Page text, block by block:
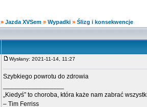
» Jazda XVSem » Wypadki » Ślizg i konsekwencje
Wysłany: 2021-11-14, 11:27
Szybkiego powrotu do zdrowia
„Kiedyś” to choroba, która każe nam zabrać
– Tim Ferriss